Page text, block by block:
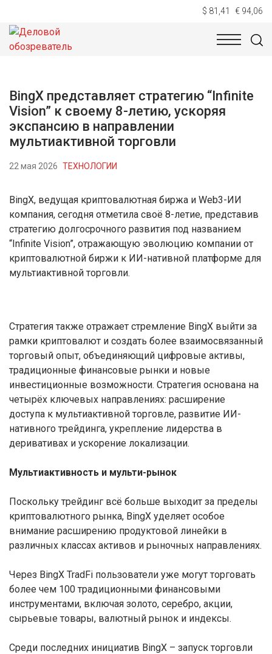
$ 81,41 € 94,06
НОВОСТИ
BingX представляет стратегию “Infinite
Vision” к своему 8-летию, ускоряя
экспансию в направлении
мультиактивной торговли
22 мая 2026 ТЕХНОЛОГИИ
BingX, ведущая криптовалютная биржа и Web3-ИИ
компания, сегодня отметила своё 8-летие, представив
стратегию долгосрочного развития под названием
“Infinite Vision”, отражающую эволюцию компании от
криптовалютной биржи к ИИ-нативной платформе для
мультиактивной торговли.
Стратегия также отражает стремление BingX выйти за
рамки криптовалют и создать более взаимосвязанный
торговый опыт, объединяющий цифровые активы,
традиционные финансовые рынки и новые
инвестиционные возможности. Стратегия основана на
четырёх ключевых направлениях: расширение
доступа к мультиактивной торговле, развитие ИИ-
нативного трейдинга, укрепление лидерства в
деривативах и ускорение локализации.
Мультиактивность и мульти-рынок
Поскольку трейдинг всё больше выходит за пределы
криптовалютного рынка, BingX уделяет особое
внимание расширению продуктовой линейки в
различных классах активов и рыночных направлениях.
Через BingX TradFi пользователи уже могут торговать
более чем 100 традиционными финансовыми
инструментами, включая золото, серебро, акции,
сырьевые товары, валютный рынок и индексы.
Среди последних инициатив BingX – запуск торговли